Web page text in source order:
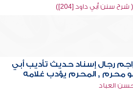
سنن أبي داود [204])
رجال إسناد حديث تأديب أبي
محرم , المحرم يؤدب غلامه
العباد